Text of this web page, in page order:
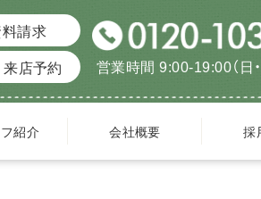
請求
来店予約
営業時間 9:00-19:00（日
紹介 会社概要 採